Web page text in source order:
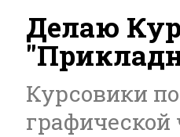
Делаю
Курсовики